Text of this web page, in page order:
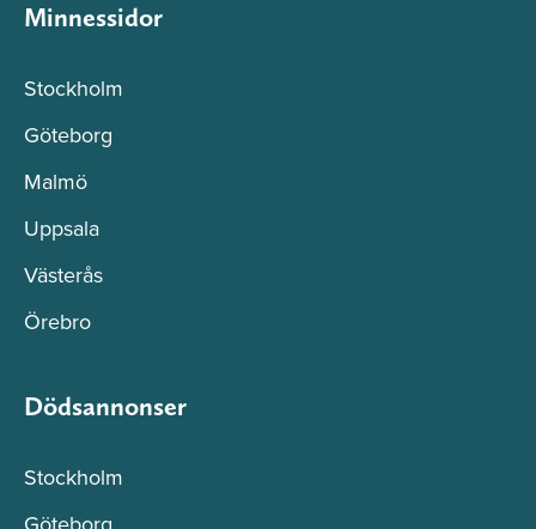
Minnessidor
Stockholm
Göteborg
Malmö
Uppsala
Västerås
Örebro
Dödsannonser
Stockholm